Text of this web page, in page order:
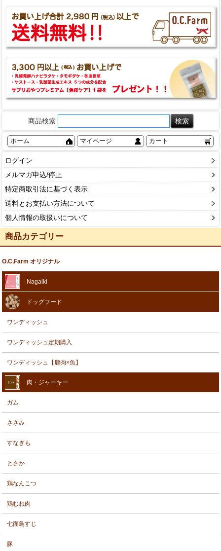
商品検索
ホーム マイページ カート
ログイン
メルマガ申込/停止
特定商取引法に基づく表示
送料とお支払い方法について
個人情報の取扱いについて
商品カテゴリー
O.C.Farm オリジナル
Nagaiki
ドッグフード
ワンディッシュ
ワンディッシュ定期購入
ワンディッシュ【鹿肉×魚】
肉・ジャーキー
ガム
ささみ
すなぎも
とさか
鶏なんこつ
鶏むね肉
七面鳥すじ
豚